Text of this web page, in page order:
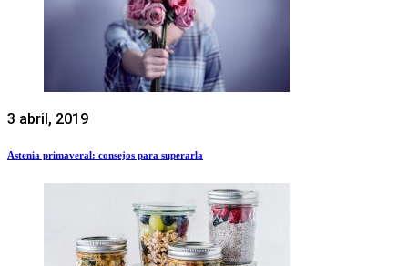
3 abril, 2019
Astenia primaveral: consejos para superarla